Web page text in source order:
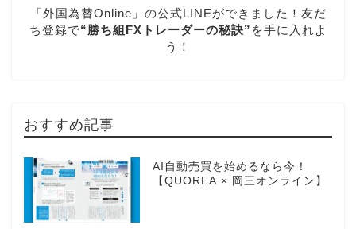
「外国為替Online」の公式LINEができました！友だ
ち登録で“勝ち組FXトレーダーの秘訣” を手に入れよ
う！
おすすめ記事
AI自動売買を始めるなら今！
【QUOREA × 岡三オンライン】